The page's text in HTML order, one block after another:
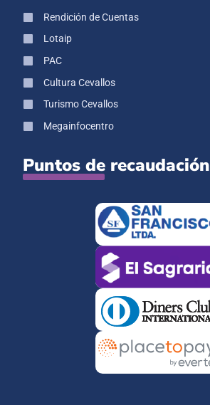
Rendición de Cuentas
Lotaip
PAC
Cultura Cevallos
Turismo Cevallos
Megainfocentro
Puntos de recaudación